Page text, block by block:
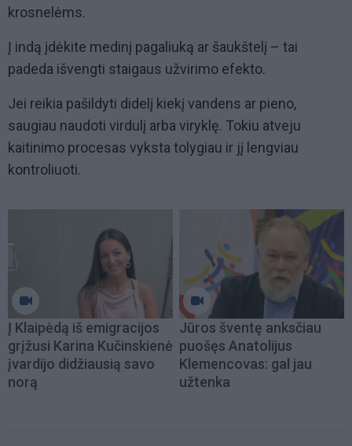
krosnelėms.
Į indą įdėkite medinį pagaliuką ar šaukštelį – tai
padeda išvengti staigaus užvirimo efekto.
Jei reikia pašildyti didelį kiekį vandens ar pieno,
saugiau naudoti virdulį arba viryklę. Tokiu atveju
kaitinimo procesas vyksta tolygiau ir jį lengviau
kontroliuoti.
Į Klaipėdą iš emigracijos
grįžusi Karina Kučinskienė
įvardijo didžiausią savo
norą
Jūros šventę anksčiau
puošęs Anatolijus
Klemencovas: gal jau
užtenka